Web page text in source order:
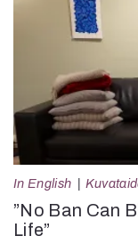
In English
”No Ban Can
Life”